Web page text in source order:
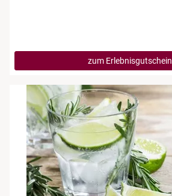
zum Erlebnisgutschein